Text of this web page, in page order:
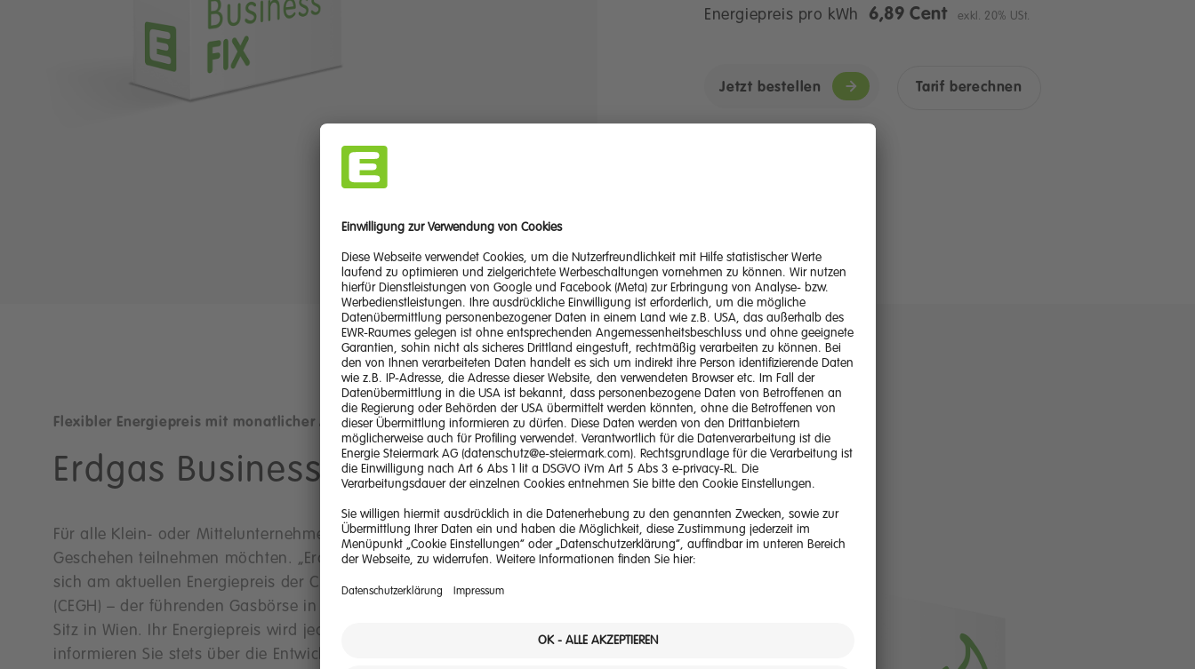
Energiepreis pro kWh 6,89 Cent exkl. 20% USt.
Jetzt bestellen Tarif berechnen
Flexibler Energiepreis mit monatlicher Anpassung
Erdgas Business Flex
Für alle Klein- oder Mittelunternehmen, die zeitnah am Gasmarkt-
Geschehen teilnehmen möchten. „Erdgas Business Flex“ orientiert
sich am aktuellen Energiepreis der Central European Gas Hub
(CEGH) – der führenden Gasbörse in Zentral- und Osteuropa mit
Sitz in Wien. Ihr Energiepreis wird jeden Monat angepasst und wir
informieren Sie stets über die Entwicklung Ihres flexiblen